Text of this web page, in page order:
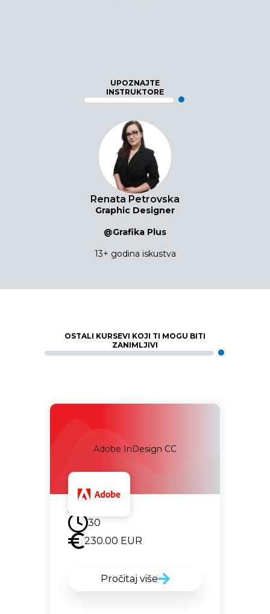
UPOZNAJTE
INSTRUKTORE
Renata Petrovska
Graphic Designer
@Grafika Plus
13+ godina iskustva
OSTALI KURSEVI KOJI TI MOGU BITI
ZANIMLJIVI
Adobe InDesign CC
Uskoro
30
230.00 EUR
Pročitaj više